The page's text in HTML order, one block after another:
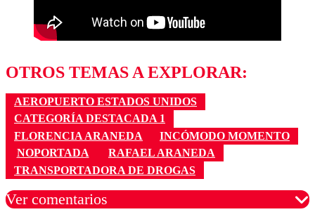
OTROS TEMAS A EXPLORAR:
AEROPUERTO ESTADOS UNIDOS
CATEGORÍA DESTACADA 1
FLORENCIA ARANEDA
INCÓMODO MOMENTO
NOPORTADA
RAFAEL ARANEDA
TRANSPORTADORA DE DROGAS
Ver comentarios